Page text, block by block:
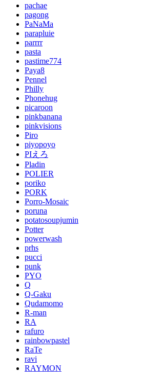
pachae
pagong
PaNaMa
parapluie
parrrr
pasta
pastime774
Paya8
Pennel
Philly
Phonehug
picaroon
pinkbanana
pinkvisions
Piro
piyopoyo
PIえろ
Pladin
POLIER
poriko
PORK
Porro-Mosaic
poruna
potatosoupjumin
Potter
powerwash
prhs
pucci
punk
PYO
Q
Q-Gaku
Qudamomo
R-man
RA
rafuro
rainbowpastel
RaTe
ravi
RAYMON